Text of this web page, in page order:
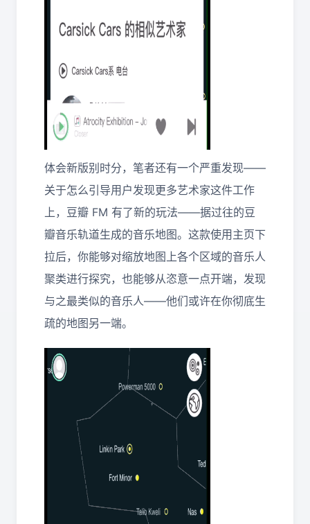
体会新版别时分，笔者还有一个严重发现——
关于怎么引导用户发现更多艺术家这件工作
上，豆瓣 FM 有了新的玩法——据过往的豆
瓣音乐轨道生成的音乐地图。这款使用主页下
拉后，你能够对缩放地图上各个区域的音乐人
聚类进行探究，也能够从恣意一点开端，发现
与之最类似的音乐人——他们或许在你彻底生
疏的地图另一端。